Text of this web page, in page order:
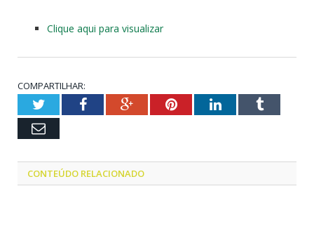
Clique aqui para visualizar
COMPARTILHAR:
TwitterFacebookGoogle+PinterestLinkedInTumblr
Email
CONTEÚDO RELACIONADO